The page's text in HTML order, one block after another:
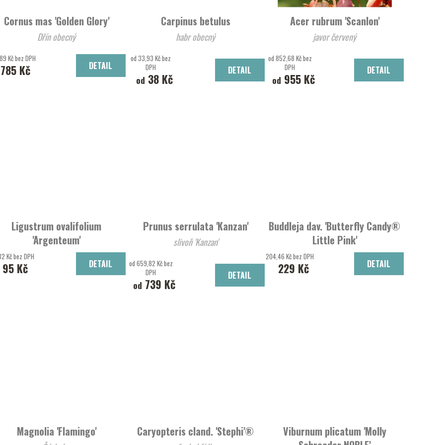
Cornus mas 'Golden Glory'
Dřín obecný
Kč bez DPH
785 Kč DETAIL
Carpinus betulus
habr obecný
od 33,93 Kč bez
DPH
od 38 Kč
DETAIL
Acer rubrum 'Scanlon'
javor červený
od 852,68 Kč bez
DPH
od 955 Kč
DETAIL
Ligustrum ovalifolium
'Argenteum'
Ptačí zob vejčitolistý 'Argenteum'
Kč bez DPH
95 Kč DETAIL
Prunus serrulata 'Kanzan'
slivoň 'Kanzan'
od 659,82 Kč bez
DPH
od 739 Kč
DETAIL
Buddleja dav. 'Butterfly Candy®
Little Pink'
komule davidova
204,46 Kč bez DPH
229 Kč DETAIL
Magnolia 'Flamingo' Caryopteris cland. 'Stephi'®
Viburnum plicatum 'Molly